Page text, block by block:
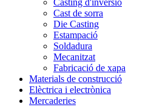
Casting d'inversió
Cast de sorra
Die Casting
Estampació
Soldadura
Mecanitzat
Fabricació de xapa
Materials de construcció
Elèctrica i electrònica
Mercaderies